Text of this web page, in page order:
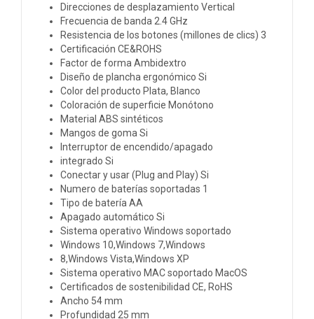
Direcciones de desplazamiento Vertical
Frecuencia de banda 2.4 GHz
Resistencia de los botones (millones de clics) 3
Certificación CE&ROHS
Factor de forma Ambidextro
Diseño de plancha ergonómico Si
Color del producto Plata, Blanco
Coloración de superficie Monótono
Material ABS sintéticos
Mangos de goma Si
Interruptor de encendido/apagado
integrado Si
Conectar y usar (Plug and Play) Si
Numero de baterías soportadas 1
Tipo de batería AA
Apagado automático Si
Sistema operativo Windows soportado
Windows 10,Windows 7,Windows
8,Windows Vista,Windows XP
Sistema operativo MAC soportado MacOS
Certificados de sostenibilidad CE, RoHS
Ancho 54 mm
Profundidad 25 mm